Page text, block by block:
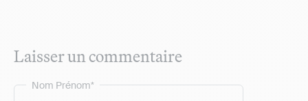
Laisser un commentaire
Nom Prénom*